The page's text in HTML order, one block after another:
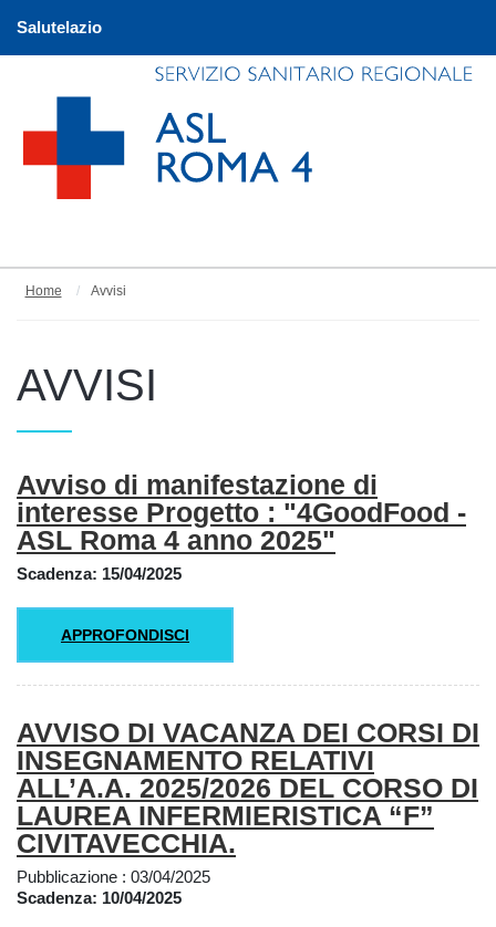
Salutelazio
Home Avvisi
AVVISI
Titolo
Avviso di manifestazione di
interesse Progetto : "4GoodFood -
ASL Roma 4 anno 2025"
Scadenza: 15/04/2025
APPROFONDISCI
AVVISO DI VACANZA DEI CORSI DI
INSEGNAMENTO RELATIVI
ALL’A.A. 2025/2026 DEL CORSO DI
LAUREA INFERMIERISTICA “F”
CIVITAVECCHIA.
Pubblicazione : 03/04/2025
Scadenza: 10/04/2025